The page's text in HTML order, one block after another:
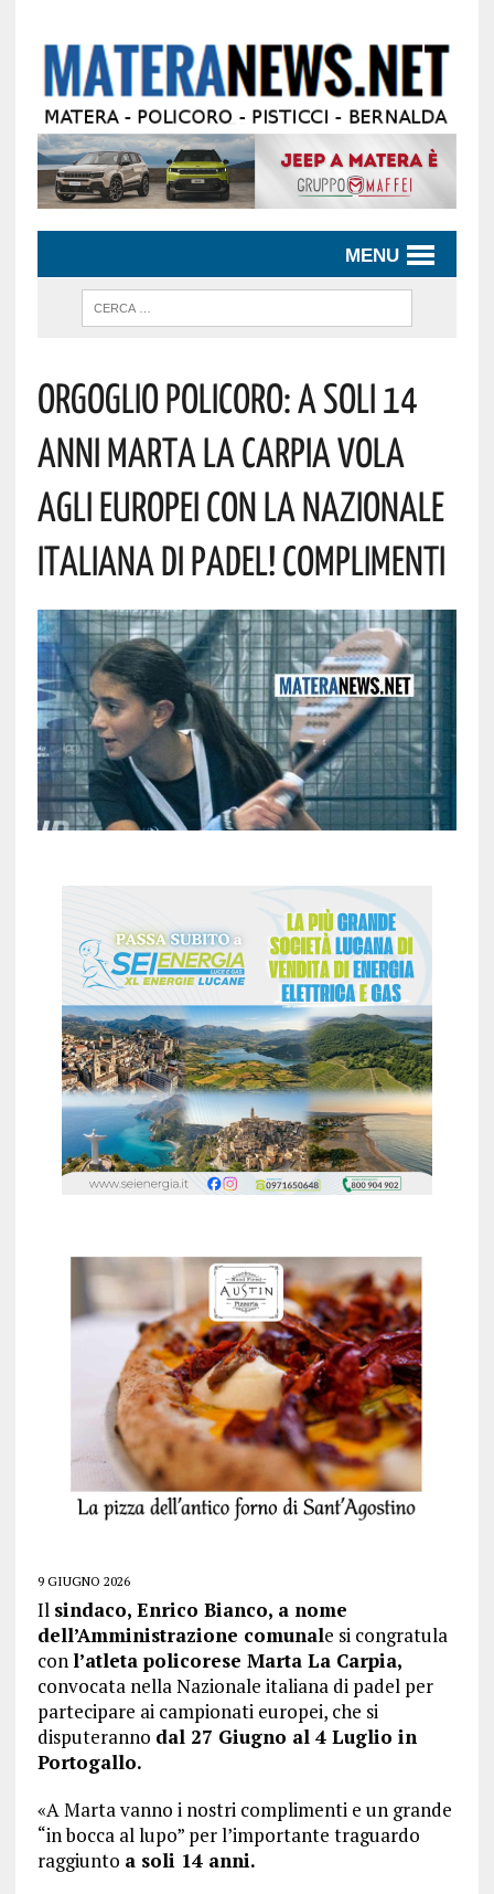
MENU
Orgoglio Policoro: A Soli 14
Anni Marta La Carpia Vola
Agli Europei Con La Nazionale
Italiana Di Padel! Complimenti
9 GIUGNO 2026
Il sindaco, Enrico Bianco, a nome
dell’Amministrazione comunale si congratula
conl’atleta policorese Marta La Carpia,
convocata nella Nazionale italiana di padel per
partecipare ai campionati europei, che si
disputeranno dal 27 Giugno al 4 Luglio in
Portogallo.
«A Marta vanno i nostri complimenti e un grande
“in bocca al lupo” per l’importante traguardo
raggiunto a soli 14 anni.